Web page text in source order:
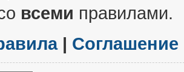
всеми правилами.
|